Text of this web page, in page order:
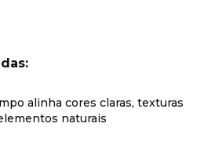
alinha cores claras, texturas
naturais